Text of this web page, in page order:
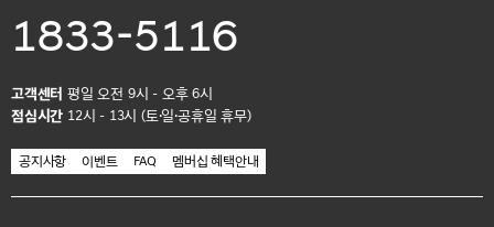
1833-5116
고객센터 평일 오전 9시 - 오후 6시
점심시간 12시 - 13시 (토·일·공휴일 휴무)
공지사항 이벤트 FAQ 멤버십 혜택안내